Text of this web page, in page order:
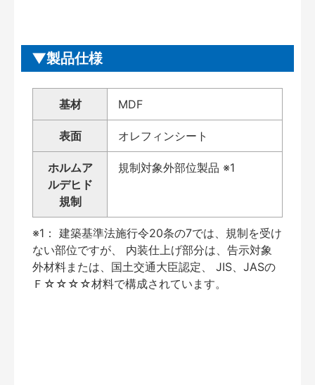
製品仕様
基材 MDF
表面 オレフィンシート
ホルムア
ルデヒド
規制
規制対象外部位製品 ※1
※1： 建築基準法施行令20条の7では、規制を受け
ない部位ですが、 内装仕上げ部分は、告示対象
外材料または、国土交通大臣認定、 JIS、JASの
Ｆ☆☆☆☆材料で構成されています。